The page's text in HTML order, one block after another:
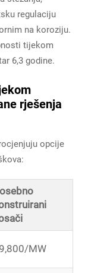
regulaciju
na koroziju.
tijekom
6,3 godine.
rješenja
opcije
MW